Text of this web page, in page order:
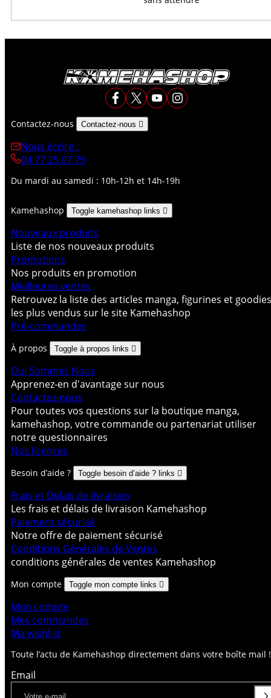
Toute l’actu de Kamehashop directement dans votre boîte mail !
Email
Contactez-nous Contactez-nous 
Nous écrire :
04 77 25 07 79
Du mardi au samedi : 10h-12h et 14h-19h
Kamehashop Toggle kamehashop links 
Nouveaux produits
Liste de nos nouveaux produits
Promotions
Nos produits en promotion
Meilleures ventes
Retrouvez la liste des articles manga, figurines et goodies
les plus vendus sur le site Kamehashop
Pré-commandes
À propos Toggle à propos links 
Qui Sommes Nous
Apprenez-en d'avantage sur nous
Contactez-nous
Pour toutes vos questions sur la boutique manga,
kamehashop, votre commande ou partenariat utiliser
notre questionnaires
Nos licences
Besoin d’aide ? Toggle besoin d’aide ? links 
Frais et Delais de livraison
Les frais et délais de livraison Kamehashop
Paiement sécurisé
Notre offre de paiement sécurisé
Conditions Générales de Ventes
conditions générales de ventes Kamehashop
Mon compte Toggle mon compte links 
Mon compte
Mes commandes
Ma wishlist